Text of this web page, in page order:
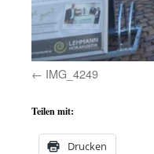
IMG_4249
Teilen mit:
Drucken